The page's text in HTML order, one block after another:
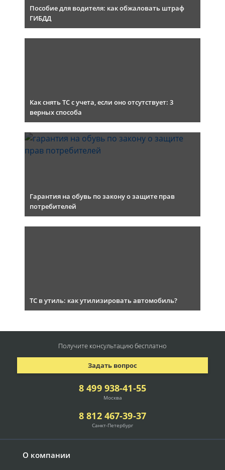
Пособие для водителя: как обжаловать штраф
ГИБДД
Как снять ТС с учета, если оно отсутствует: 3
верных способа
Гарантия на обувь по закону о защите прав
потребителей
ТС в утиль: как утилизировать автомобиль?
О компании
8 499 938-41-55
Москва
8 812 467-39-37
Санкт-Петербург
Задать вопрос
Получите консультациюбесплатно